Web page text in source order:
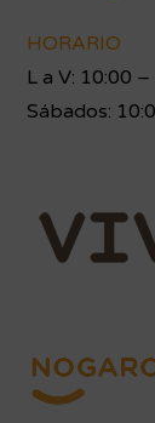
HORARIO
L a V: 10:00
Sábados: